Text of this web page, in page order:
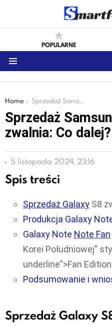
POPULARNE
You are here:
Home Sprzedaż Samsung Galaxy S8 zwalnia: Co dalej?
Sprzedaż
zwalnia: Co dalej?
5 listopada 2024, 23:16
Spis treści
Sprzedaż Galaxy S8
Produkcja Galaxy
Galaxy Note Note Fan
Korei Południowej"
underline">Fan Edition
Podsumowanie i
Sprzedaż Galaxy